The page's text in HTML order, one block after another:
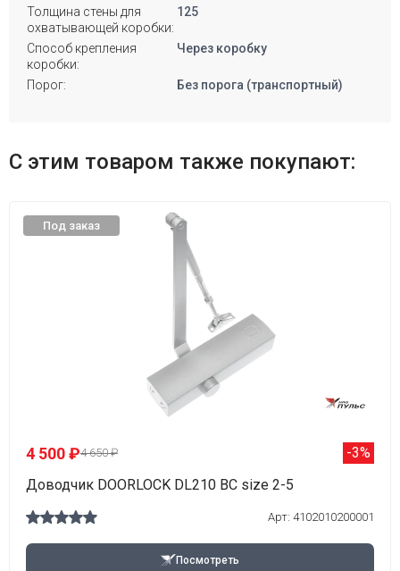
Толщина стены для
охватывающей коробки:
125
Способ крепления
коробки:
Через коробку
Порог: Без порога (транспортный)
С этим товаром также покупают:
Под заказ
4 500 ₽4 650 ₽
-3%
Доводчик DOORLOCK DL210 BC size 2-5
Арт: 4102010200001
Посмотреть